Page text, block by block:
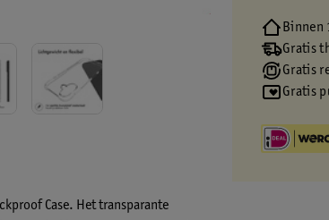
Case. Het transparante
Binnen
Gratis
Gratis
Gratis